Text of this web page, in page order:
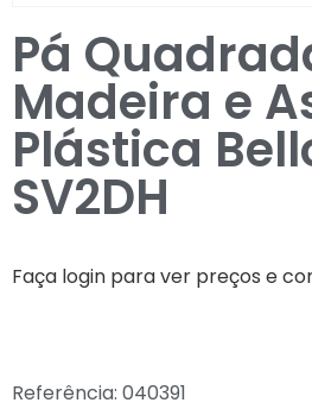
Pá
Madeira e
Plástica
SV2DH
Faça login para ver preços e
Referência: 040391